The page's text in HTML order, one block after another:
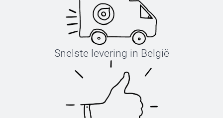
Snelste levering in België